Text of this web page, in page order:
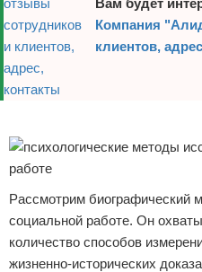
Вам будет
Компания
клиентов,
Рассмотрим биографический
социальной работе. Он
количество способов
жизненно-исторических